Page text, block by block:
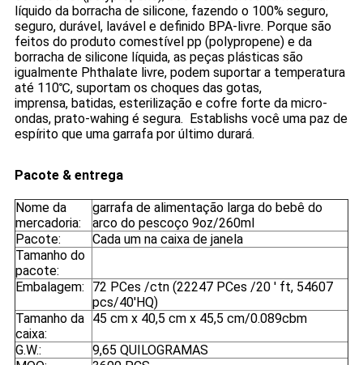
líquido da borracha de silicone, fazendo o 100% seguro,
seguro, durável, lavável e definido BPA-livre. Porque são
feitos do produto comestível pp (polypropene) e da
borracha de silicone líquida, as peças plásticas são
igualmente Phthalate livre, podem suportar a temperatura
até 110℃, suportam os choques das gotas,
imprensa, batidas, esterilização e cofre forte da micro-
ondas, prato-wahing é segura. Establishs você uma paz de
espírito que uma garrafa por último durará.
Pacote & entrega
Nome da
mercadoria:
garrafa de alimentação larga do bebê do
arco do pescoço 9oz/260ml
Pacote:
Cada um na caixa de janela
Tamanho do
pacote:
Embalagem:
72 PCes /ctn (22247 PCes /20 ' ft, 54607
pcs/40'HQ)
Tamanho da
caixa:
45 cm x 40,5 cm x 45,5 cm/0.089cbm
G.W.:
9,65 QUILOGRAMAS